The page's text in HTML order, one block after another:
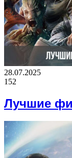
28.07.2025
152
Лучшие